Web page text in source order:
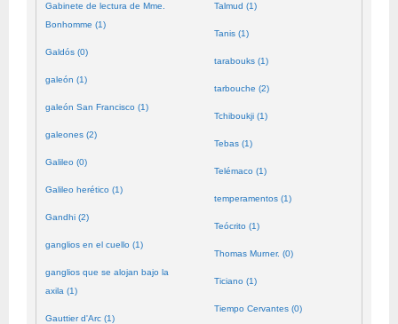
Gabinete de lectura de Mme.
Bonhomme (1)
Galdós (0)
galeón (1)
galeón San Francisco (1)
galeones (2)
Galileo (0)
Galileo herético (1)
Gandhi (2)
ganglios en el cuello (1)
ganglios que se alojan bajo la
axila (1)
Gauttier d'Arc (1)
Talmud (1)
Tanis (1)
tarabouks (1)
tarbouche (2)
Tchiboukji (1)
Tebas (1)
Telémaco (1)
temperamentos (1)
Teócrito (1)
Thomas Murner. (0)
Ticiano (1)
Tiempo Cervantes (0)